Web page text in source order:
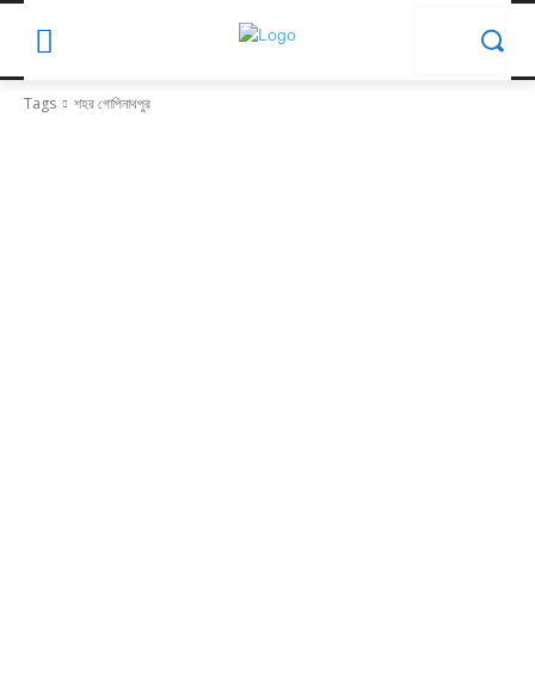
Tags শহর গোপিনাথপুর